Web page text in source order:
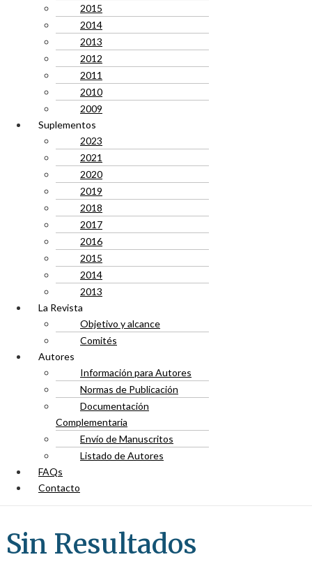
2015
2014
2013
2012
2011
2010
2009
Suplementos
2023
2021
2020
2019
2018
2017
2016
2015
2014
2013
La Revista
Objetivo y alcance
Comités
Autores
Información para Autores
Normas de Publicación
Documentación
Complementaria
Envío de Manuscritos
Listado de Autores
FAQs
Contacto
Sin Resultados